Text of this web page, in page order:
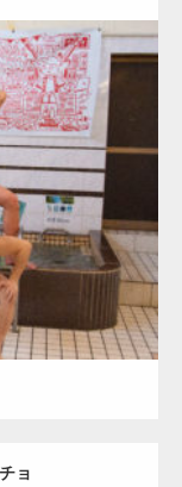
ッチョ)
SOSUKE
ョ